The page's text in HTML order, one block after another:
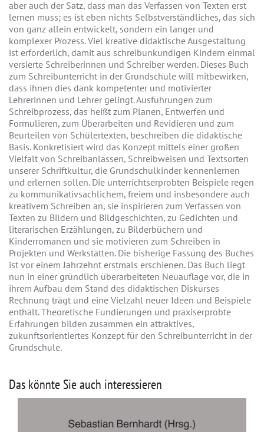
aber auch der Satz, dass man das Verfassen von Texten erst
lernen muss; es ist eben nichts Selbstverständliches, das sich
von ganz allein entwickelt, sondern ein langer und
komplexer Prozess. Viel kreative didaktische Ausgestaltung
ist erforderlich, damit aus schreibunkundigen Kindern einmal
versierte Schreiberinnen und Schreiber werden. Dieses Buch
zum Schreibunterricht in der Grundschule will mitbewirken,
dass ihnen dies dank kompetenter und motivierter
Lehrerinnen und Lehrer gelingt. Ausführungen zum
Schreibprozess, das heißt zum Planen, Entwerfen und
Formulieren, zum Überarbeiten und Revidieren und zum
Beurteilen von Schülertexten, beschreiben die didaktische
Basis. Konkretisiert wird das Konzept mittels einer großen
Vielfalt von Schreibanlässen, Schreibweisen und Textsorten
unserer Schriftkultur, die Grundschulkinder kennenlernen
und erlernen sollen. Die unterrichtserprobten Beispiele regen
zu kommunikativsachlichem, freiem und insbesondere auch
kreativem Schreiben an, sie inspirieren zum Verfassen von
Texten zu Bildern und Bildgeschichten, zu Gedichten und
literarischen Erzählungen, zu Bilderbüchern und
Kinderromanen und sie motivieren zum Schreiben in
Projekten und Werkstätten. Die bisherige Fassung des Buches
ist vor einem Jahrzehnt erstmals erschienen. Das Buch liegt
nun in einer gründlich überarbeiteten Neuauflage vor, die in
ihrem Aufbau dem Stand des didaktischen Diskurses
Rechnung trägt und eine Vielzahl neuer Ideen und Beispiele
enthält. Theoretische Fundierungen und praxiserprobte
Erfahrungen bilden zusammen ein attraktives,
zukunftsorientiertes Konzept für den Schreibunterricht in der
Grundschule.
Das könnte Sie auch interessieren